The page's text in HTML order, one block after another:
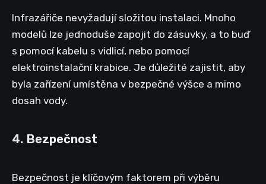
Infrazářiče nevyžadují složitou instalaci. Mnoho
modelů lze jednoduše zapojit do zásuvky, a to buď
s pomocí kabelu s vidlicí, nebo pomocí
elektroinstalační krabice. Je důležité zajistit, aby
byla zařízení umístěna v bezpečné výšce a mimo
dosah vody.
4. Bezpečnost
Bezpečnost je klíčovým faktorem při výběru